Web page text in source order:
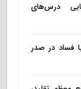
درس‌های
فساد در صدر